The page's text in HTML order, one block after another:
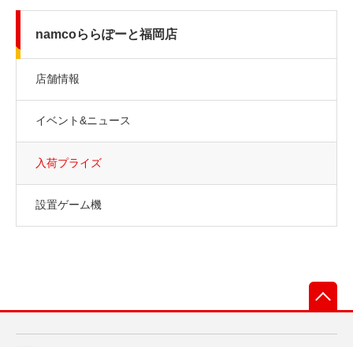
namcoららぽーと福岡店
店舗情報
イベント&ニュース
入荷プライズ
設置ゲーム機